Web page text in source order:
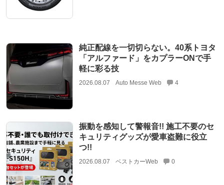
純正配線を一切切らない。40系トヨタ
「アルファード」をカプラーONで手
軽に彩る技
2026.08.07 Auto Messe Web 4
振動を感知して警報音!! 施工不要のセ
キュリティグッズが愛車盗難に役立
つ!!
2026.08.07 ベストカーWeb 0